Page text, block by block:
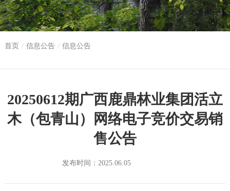
首页 / 信息公告 / 信息公告
20250612期广西鹿鼎林业集团活立
木（包青山）网络电子竞价交易销
售公告
发布时间：2025.06.05